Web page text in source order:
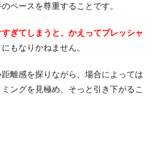
ペースを尊重することです。
ぎてしまうと、かえってプレッシャ
にもなりかねません。
離感を探りながら、場合によっては
ングを見極め、そっと引き下がるこ